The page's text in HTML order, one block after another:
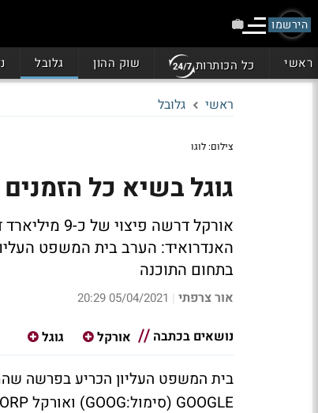
הירשמו
ראשי כל הכותרות שוק ההון גלובל
ראשי גלובל
צילום: לוגו
גוגל בשיא כל
אורקל דרשה
האנדרואיד: הערב בית המשפט
בתחום התוכנה
אור צרפתי |
05/04/2021 20:29
נושאים בכתבה אורקל גוגל
בית המשפט העליון הכריע בפרשה